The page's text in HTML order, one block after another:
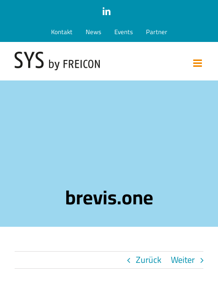
springen
LinkedIn
Kontakt News Events Partner
brevis.one
Zurück Weiter